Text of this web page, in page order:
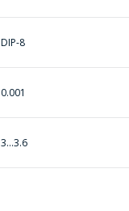
DIP-8
0.001
3...3.6